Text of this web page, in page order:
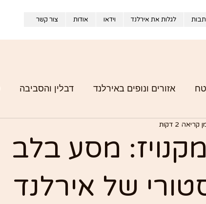
לגלות את אירלנד וידאו אודות צור קשר
אזורים ונופים באירלנד דבלין והסביבה
אירלנד מבפנים – חוויות מהדרך
מסע בלב
של אירלנד
קריאה 2 דקות